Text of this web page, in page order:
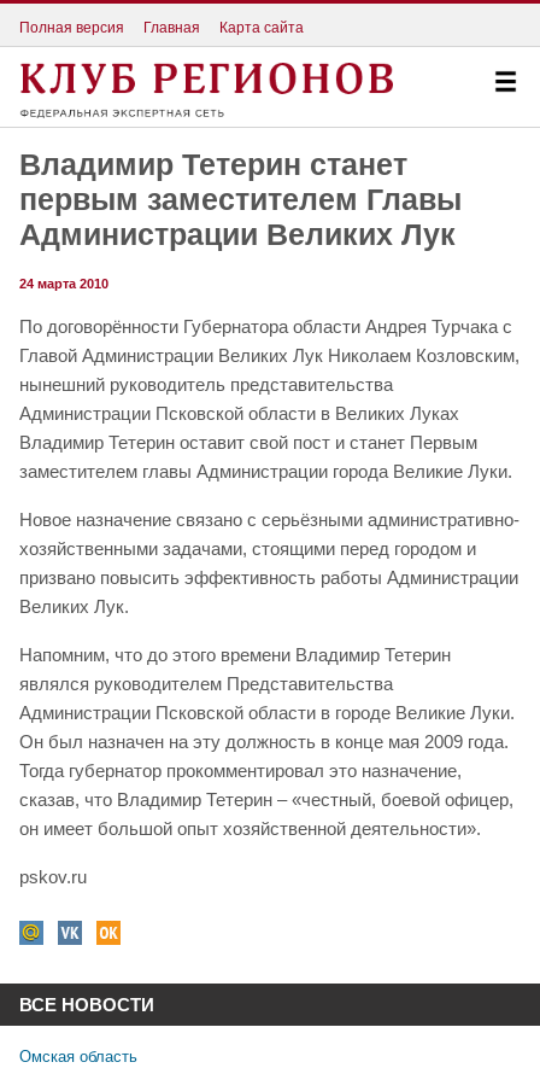
Полная версия Главная Карта сайта
Владимир Тетерин станет
первым заместителем Главы
Администрации Великих Лук
24 марта 2010
По договорённости Губернатора области Андрея Турчака с
Главой Администрации Великих Лук Николаем Козловским,
нынешний руководитель представительства
Администрации Псковской области в Великих Луках
Владимир Тетерин оставит свой пост и станет Первым
заместителем главы Администрации города Великие Луки.
Новое назначение связано с серьёзными административно-
хозяйственными задачами, стоящими перед городом и
призвано повысить эффективность работы Администрации
Великих Лук.
Напомним, что до этого времени Владимир Тетерин
являлся руководителем Представительства
Администрации Псковской области в городе Великие Луки.
Он был назначен на эту должность в конце мая 2009 года.
Тогда губернатор прокомментировал это назначение,
сказав, что Владимир Тетерин – «честный, боевой офицер,
он имеет большой опыт хозяйственной деятельности».
pskov.ru
ВСЕ НОВОСТИ
Омская область